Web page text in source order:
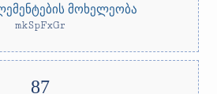
მოხელეობა
mkSpFxGr